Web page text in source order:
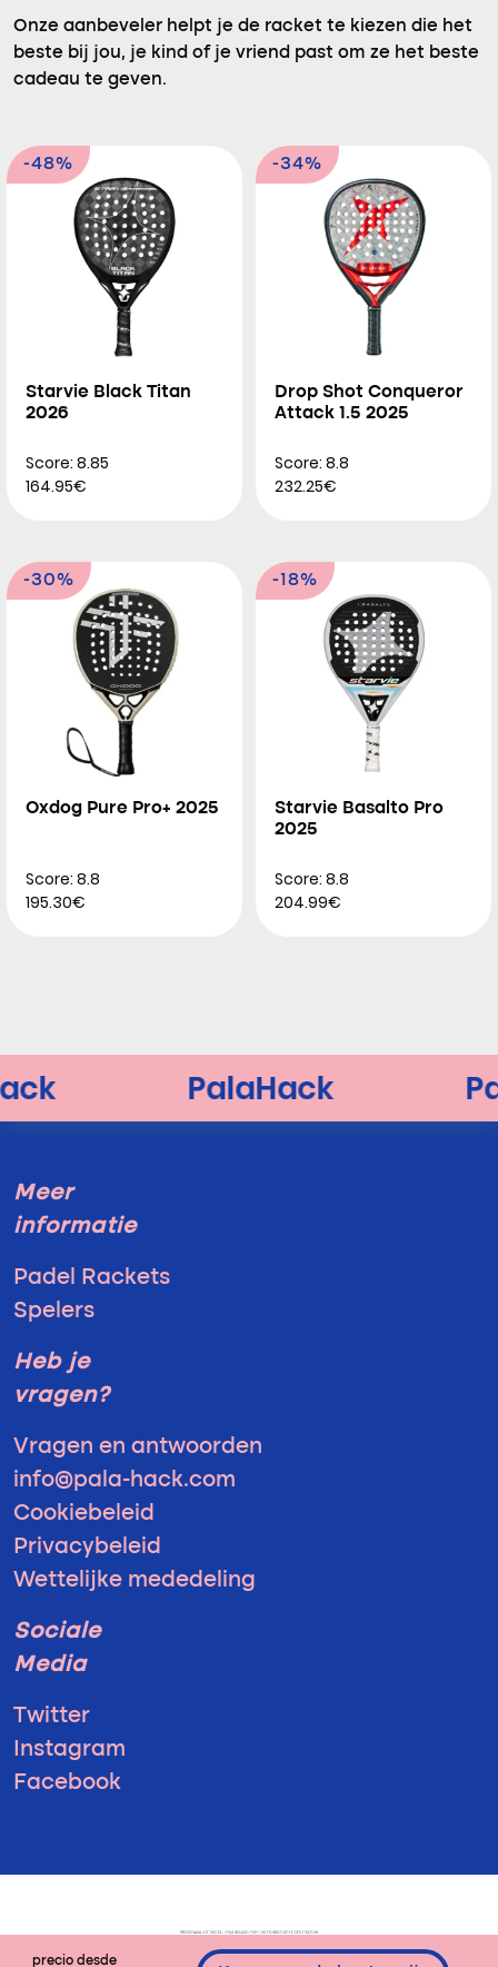
precio desde
Onze aanbeveler helpt je de racket te kiezen die het
beste bij jou, je kind of je vriend past om ze het beste
cadeau te geven.
-48%
Starvie Black Titan
2026
Score: 8.85
164.95€
-34%
Drop Shot Conqueror
Attack 1.5 2025
Score: 8.8
232.25€
-30%
Oxdog Pure Pro+ 2025
Score: 8.8
195.30€
-18%
Starvie Basalto Pro
2025
Score: 8.8
204.99€
Meer
informatie
Padel Rackets
Spelers
Heb je
vragen?
Vragen en antwoorden
info@pala-hack.com
Cookiebeleid
Privacybeleid
Wettelijke mededeling
Sociale
Media
Twitter
Instagram
Facebook